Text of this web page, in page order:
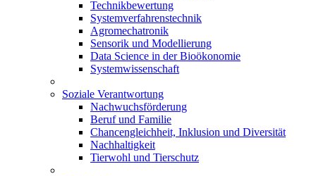
Technikbewertung
Systemverfahrenstechnik
Agromechatronik
Sensorik und Modellierung
Data Science in der Bioökonomie
Systemwissenschaft
Soziale Verantwortung
Nachwuchsförderung
Beruf und Familie
Chancengleichheit, Inklusion und Diversität
Nachhaltigkeit
Tierwohl und Tierschutz